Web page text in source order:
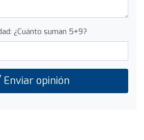
¿Cuánto suman 5+9?
Enviar opinión